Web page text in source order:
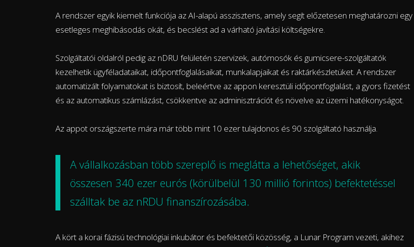
A rendszer egyik kiemelt funkciója az AI-alapú asszisztens, amely segít előzetesen meghatározni egy
esetleges meghibásodás okát, és becslést ad a várható javítási költségekre.
Szolgáltatói oldalról pedig az nDRU felületén szervizek, autómosók és gumicsere-szolgáltatók
kezelhetik ügyféladataikat, időpontfoglalásaikat, munkalapjaikat és raktárkészletüket. A rendszer
automatizált folyamatokat is biztosít, beleértve az appon keresztüli időpontfoglalást, a gyors fizetést
és az automatikus számlázást, csökkentve az adminisztrációt és növelve az üzemi hatékonyságot.
Az appot országszerte mára már több mint 10 ezer tulajdonos és 90 szolgáltató használja.
A vállalkozásban több szereplő is meglátta a lehetőséget, akik
összesen 340 ezer eurós (körülbelül 130 millió forintos) befektetéssel
szálltak be az nRDU finanszírozásába.
A kört a korai fázisú technológiai inkubátor és befektetői közösség, a Lunar Program vezeti, akihez